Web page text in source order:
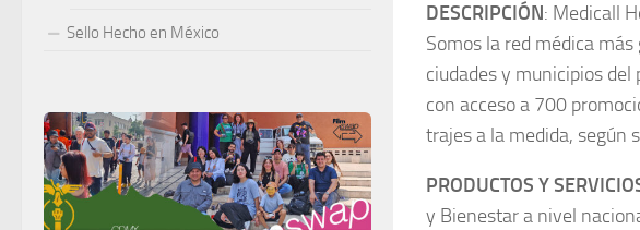
DESCRIPCIÓN: Medicall
Somos la red médica
ciudades y municipios
con acceso a 700
trajes a la medida, según
PRODUCTOS Y
y Bienestar a nivel
Sello Hecho en México